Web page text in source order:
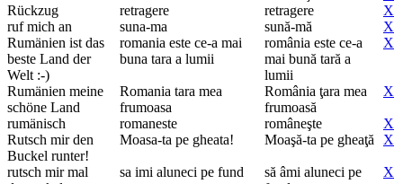
Rückzug
retragere retragere
X
ruf mich an
suna-ma sună-mă
X
Rumänien ist das
beste Land der
Welt :-)
romania este ce-a mai
buna tara a lumii
românia este ce-a
mai bună tară a
lumii
X
Rumänien meine
schöne Land
Romania tara mea
frumoasa
România ţara mea
frumoasă
X
rumänisch romaneste româneşte
X
Rutsch mir den
Buckel runter!
Moasa-ta pe gheata! Moaşă-ta pe gheaţă X
rutsch mir mal
sa imi aluneci pe fund
să âmi aluneci pe
X